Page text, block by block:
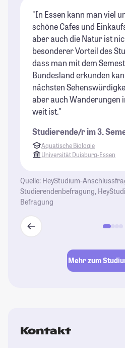
"In Essen kann man viel
schöne Cafes und
aber auch die Natur ist
besonderer Vorteil des
dass man mit dem
Bundesland erkunden
nächsten
aber auch Wanderungen
weit ist."
Studierende/r im 3.
Aquatische Biologie
Universität Duisburg-Essen
Quelle: HeyStudium-
Studierendenbefragung,
Befragung
Mehr zum
Kontakt